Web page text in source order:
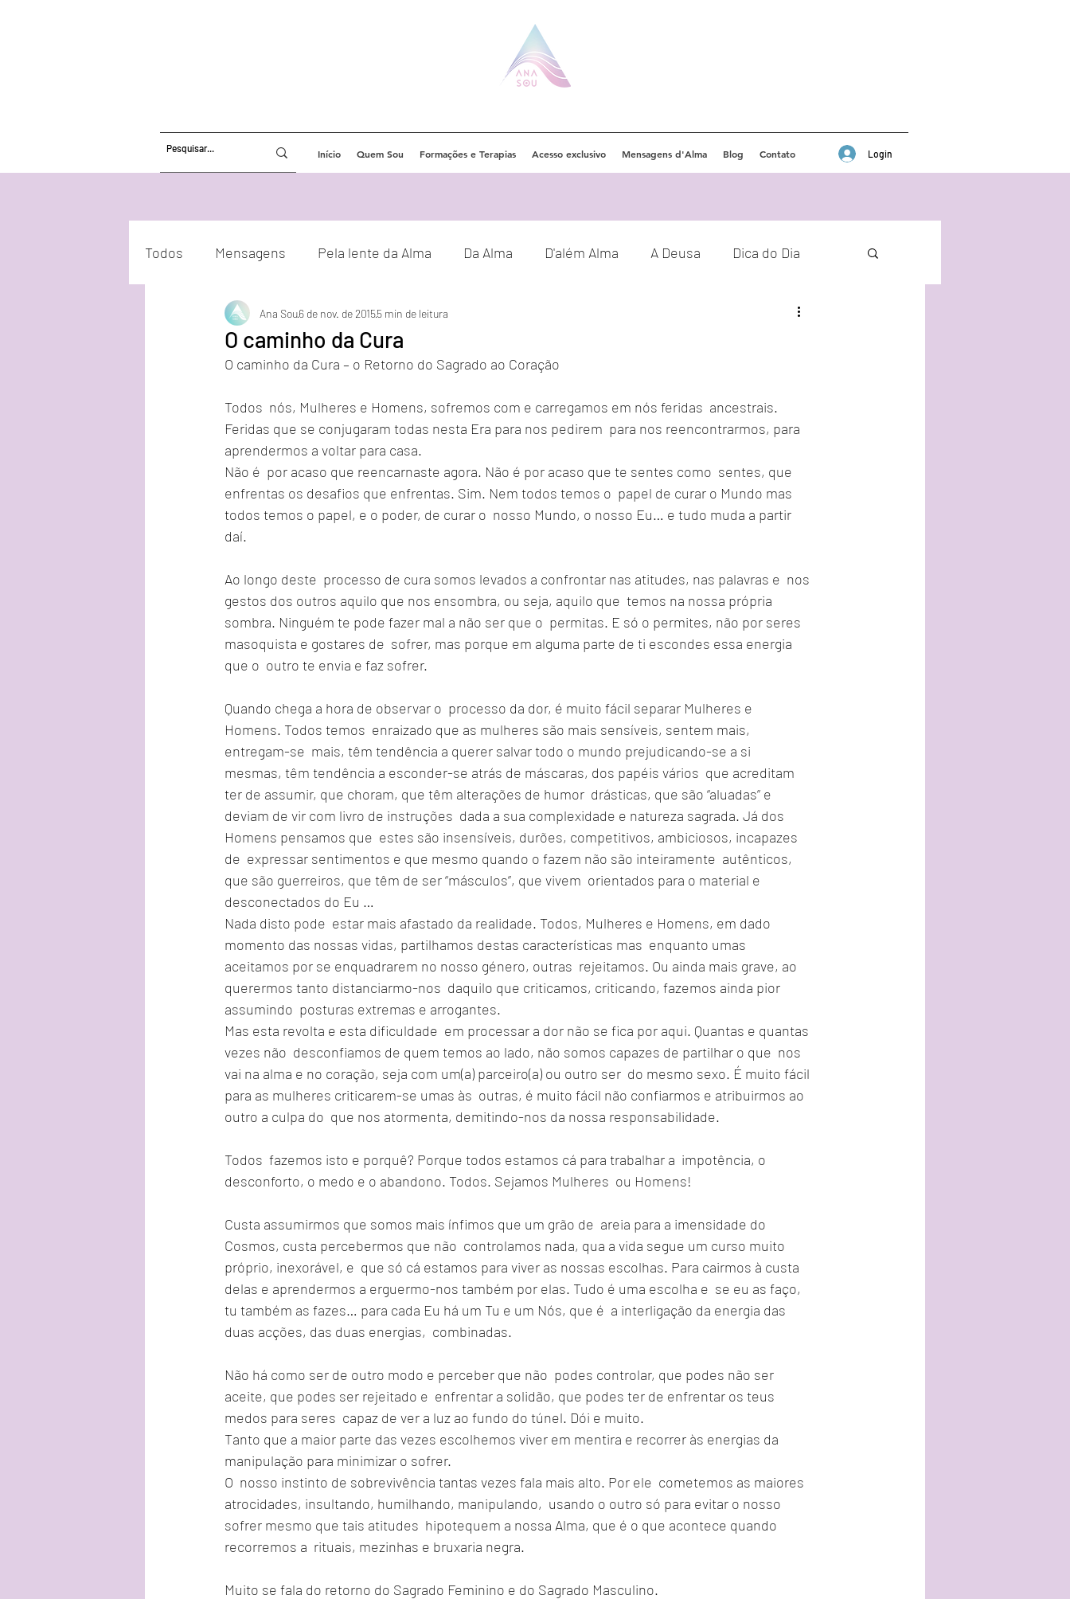
Início Quem Sou Formações e Terapias Acesso exclusivo Mensagens d'Alma Blog Contato Login
Todos Mensagens Pela lente da Alma Da Alma D'além Alma A Deusa Dica do Dia
Atualizações Energéticas Eventos Orações
O caminho da Cura
Ana Sou6 de nov. de 20155 min de leitura
O caminho da Cura – o Retorno do Sagrado ao Coração
Todos  nós, Mulheres e Homens, sofremos com e carregamos em nós feridas  ancestrais.
Feridas que se conjugaram todas nesta Era para nos pedirem  para nos reencontrarmos, para
aprendermos a voltar para casa.
Não é  por acaso que reencarnaste agora. Não é por acaso que te sentes como  sentes, que
enfrentas os desafios que enfrentas. Sim. Nem todos temos o  papel de curar o Mundo mas
todos temos o papel, e o poder, de curar o  nosso Mundo, o nosso Eu… e tudo muda a partir
daí.
Ao longo deste  processo de cura somos levados a confrontar nas atitudes, nas palavras e  nos
gestos dos outros aquilo que nos ensombra, ou seja, aquilo que  temos na nossa própria
sombra. Ninguém te pode fazer mal a não ser que o  permitas. E só o permites, não por seres
masoquista e gostares de  sofrer, mas porque em alguma parte de ti escondes essa energia
que o  outro te envia e faz sofrer.
Quando chega a hora de observar o  processo da dor, é muito fácil separar Mulheres e
Homens. Todos temos  enraizado que as mulheres são mais sensíveis, sentem mais,
entregam-se  mais, têm tendência a querer salvar todo o mundo prejudicando-se a si
mesmas, têm tendência a esconder-se atrás de máscaras, dos papéis vários  que acreditam
ter de assumir, que choram, que têm alterações de humor  drásticas, que são “aluadas” e
deviam de vir com livro de instruções  dada a sua complexidade e natureza sagrada. Já dos
Homens pensamos que  estes são insensíveis, durões, competitivos, ambiciosos, incapazes
de  expressar sentimentos e que mesmo quando o fazem não são inteiramente  autênticos,
que são guerreiros, que têm de ser “másculos”, que vivem  orientados para o material e
desconectados do Eu …
Nada disto pode  estar mais afastado da realidade. Todos, Mulheres e Homens, em dado
momento das nossas vidas, partilhamos destas características mas  enquanto umas
aceitamos por se enquadrarem no nosso género, outras  rejeitamos. Ou ainda mais grave, ao
querermos tanto distanciarmo-nos  daquilo que criticamos, criticando, fazemos ainda pior
assumindo  posturas extremas e arrogantes.
Mas esta revolta e esta dificuldade  em processar a dor não se fica por aqui. Quantas e quantas
vezes não  desconfiamos de quem temos ao lado, não somos capazes de partilhar o que  nos
vai na alma e no coração, seja com um(a) parceiro(a) ou outro ser  do mesmo sexo. É muito fácil
para as mulheres criticarem-se umas às  outras, é muito fácil não confiarmos e atribuirmos ao
outro a culpa do  que nos atormenta, demitindo-nos da nossa responsabilidade.
Todos  fazemos isto e porquê? Porque todos estamos cá para trabalhar a  impotência, o
desconforto, o medo e o abandono. Todos. Sejamos Mulheres  ou Homens!
Custa assumirmos que somos mais ínfimos que um grão de  areia para a imensidade do
Cosmos, custa percebermos que não  controlamos nada, qua a vida segue um curso muito
próprio, inexorável, e  que só cá estamos para viver as nossas escolhas. Para cairmos à custa
delas e aprendermos a erguermo-nos também por elas. Tudo é uma escolha e  se eu as faço,
tu também as fazes… para cada Eu há um Tu e um Nós, que é  a interligação da energia das
duas acções, das duas energias,  combinadas.
Não há como ser de outro modo e perceber que não  podes controlar, que podes não ser
aceite, que podes ser rejeitado e  enfrentar a solidão, que podes ter de enfrentar os teus
medos para seres  capaz de ver a luz ao fundo do túnel. Dói e muito.
Tanto que a maior parte das vezes escolhemos viver em mentira e recorrer às energias da
manipulação para minimizar o sofrer.
O  nosso instinto de sobrevivência tantas vezes fala mais alto. Por ele  cometemos as maiores
atrocidades, insultando, humilhando, manipulando,  usando o outro só para evitar o nosso
sofrer mesmo que tais atitudes  hipotequem a nossa Alma, que é o que acontece quando
recorremos a  rituais, mezinhas e bruxaria negra.
Muito se fala do retorno do Sagrado Feminino e do Sagrado Masculino.